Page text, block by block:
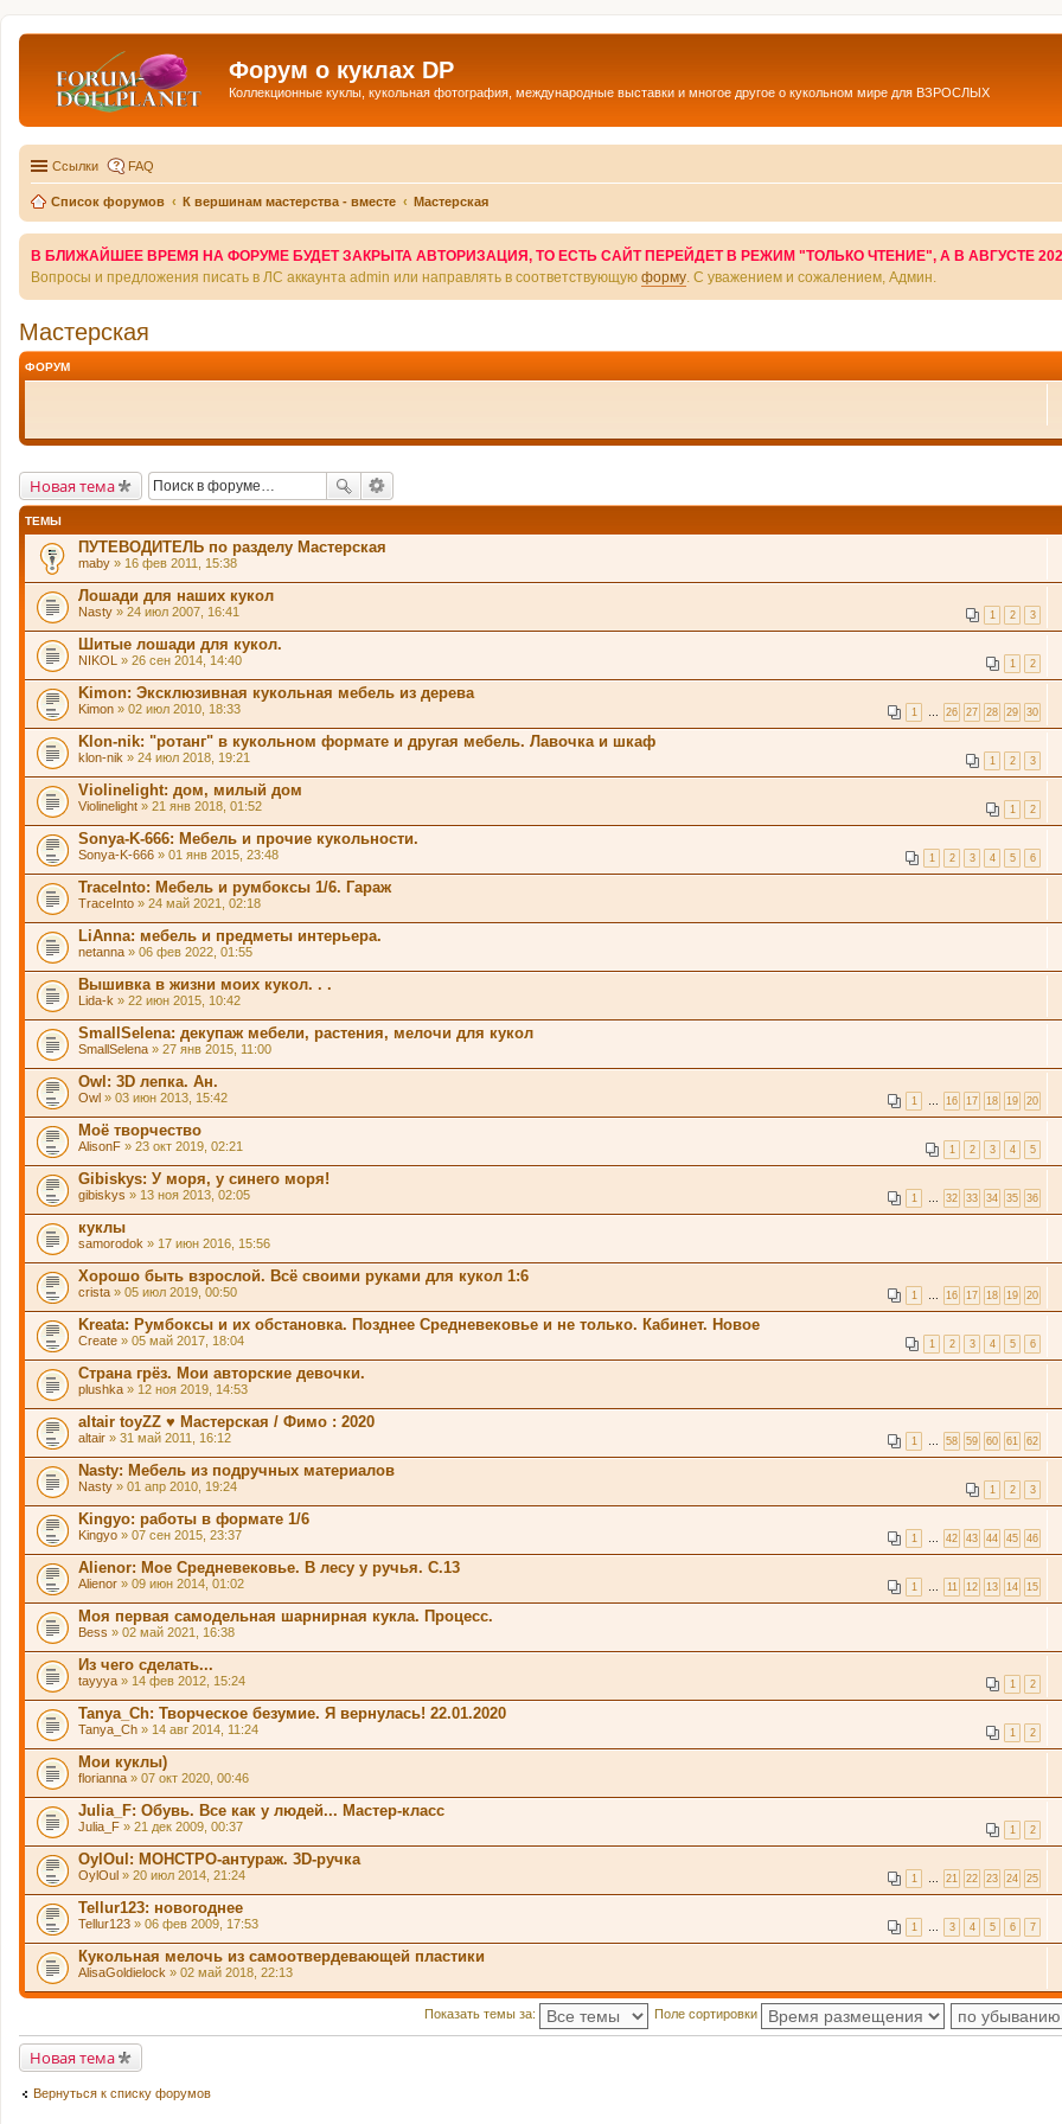
Форум о куклах DP
Коллекционные куклы, кукольная фотография, международные выставки и многое другое о кукольном мире для ВЗРОСЛЫХ
Ссылки FAQ
Список форумов К вершинам мастерства - вместе Мастерская
В БЛИЖАЙШЕЕ ВРЕМЯ НА ФОРУМЕ БУДЕТ ЗАКРЫТА АВТОРИЗАЦИЯ, ТО ЕСТЬ САЙТ ПЕРЕЙДЕТ В РЕЖИМ "ТОЛЬКО ЧТЕНИЕ", А В АВГУСТЕ
Вопросы и предложения писать в ЛС аккаунта admin или направлять в соответствующую форму . С уважением и сожалением, Админ.
Мастерская
ФОРУМ
Новая тема
ТЕМЫ
ПУТЕВОДИТЕЛЬ по разделу Мастерская
maby » 16 фев 2011, 15:38
Лошади для наших кукол
1 2 3
Nasty » 24 июл 2007, 16:41
Шитые лошади для кукол.
1 2
NIKOL » 26 сен 2014, 14:40
Kimon: Эксклюзивная кукольная мебель из дерева
1 26 27 28 29 30
Kimon » 02 июл 2010, 18:33
Klon-nik: "ротанг" в кукольном формате и другая мебель. Лавочка и шкаф
1 2 3
klon-nik » 24 июл 2018, 19:21
Violinelight: дом, милый дом
1 2
Violinelight » 21 янв 2018, 01:52
Sonya-K-666: Мебель и прочие кукольности.
1 2 3 4 5 6
Sonya-K-666 » 01 янв 2015, 23:48
TraceInto: Мебель и румбоксы 1/6. Гараж
TraceInto » 24 май 2021, 02:18
LiAnna: мебель и предметы интерьера.
netanna » 06 фев 2022, 01:55
Вышивка в жизни моих кукол. . .
Lida-k » 22 июн 2015, 10:42
SmallSelena: декупаж мебели, растения, мелочи для кукол
SmallSelena » 27 янв 2015, 11:00
Owl: 3D лепка. Ан.
1 16 17 18 19 20
Owl » 03 июн 2013, 15:42
Моё творчество
1 2 3 4 5
AlisonF » 23 окт 2019, 02:21
Gibiskys: У моря, у синего моря!
1 32 33 34 35 36
gibiskys » 13 ноя 2013, 02:05
куклы
samorodok » 17 июн 2016, 15:56
Хорошо быть взрослой. Всё своими руками для кукол 1:6
1 16 17 18 19 20
crista » 05 июл 2019, 00:50
Kreata: Румбоксы и их обстановка. Позднее Средневековье и не только. Кабинет. Новое
1 2 3 4 5 6
Create » 05 май 2017, 18:04
Страна грёз. Мои авторские девочки.
plushka » 12 ноя 2019, 14:53
altair toyZZ ♥ Мастерская / Фимо : 2020
1 58 59 60 61 62
altair » 31 май 2011, 16:12
Nasty: Мебель из подручных материалов
1 2 3
Nasty » 01 апр 2010, 19:24
Kingyo: работы в формате 1/6
1 42 43 44 45 46
Kingyo » 07 сен 2015, 23:37
Alienor: Мое Средневековье. В лесу у ручья. С.13
1 11 12 13 14 15
Alienor » 09 июн 2014, 01:02
Моя первая самодельная шарнирная кукла. Процесс.
Bess » 02 май 2021, 16:38
Из чего сделать...
1 2
tayyya » 14 фев 2012, 15:24
Tanya_Ch: Творческое безумие. Я вернулась! 22.01.2020
1 2
Tanya_Ch » 14 авг 2014, 11:24
Мои куклы)
florianna » 07 окт 2020, 00:46
Julia_F: Обувь. Все как у людей... Мастер-класс
1 2
Julia_F » 21 дек 2009, 00:37
OylOul: МОНСТРО-антураж. 3D-ручка
1 21 22 23 24 25
OylOul » 20 июл 2014, 21:24
Tellur123: новогоднее
1 3 4 5 6 7
Tellur123 » 06 фев 2009, 17:53
Кукольная мелочь из самоотвердевающей пластики
AlisaGoldielock » 02 май 2018, 22:13
Показать темы за: Поле сортировки
Новая тема
Вернуться к списку форумов